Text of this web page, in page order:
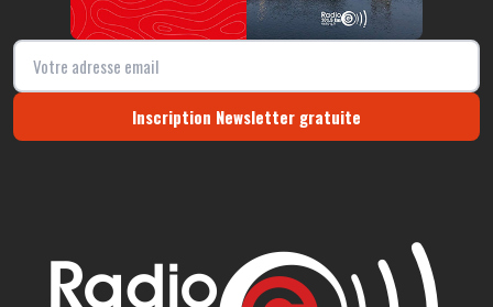
Inscription Newsletter gratuite